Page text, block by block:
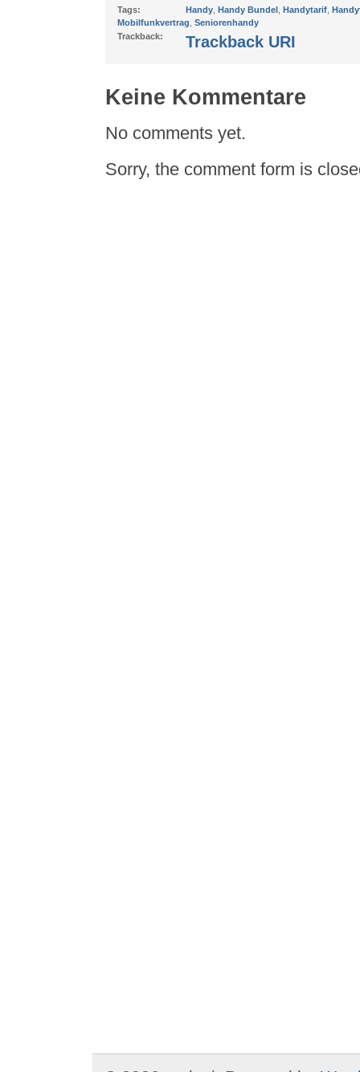
Tags: Handy, Handy Bundel, Handytarif,
Mobilfunkvertrag Seniorenhandy
Trackback:
Trackback URI
Keine Kommentare
No comments yet.
Sorry, the comment form is